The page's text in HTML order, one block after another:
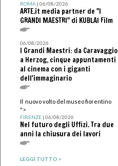
ROMA| 06/08/2026
ARTE.it media partner de "I
GRANDI MAESTRI" di KUBLAI Film
06/08/2026
I Grandi Maestri: da Caravaggio
a Herzog, cinque appuntamenti
al cinema con i giganti
dell'immaginario
Il nuovo volto del museo fiorentino
">
FIRENZE| 06/08/2026
Nel futuro degli Uffizi. Tra due
anni la chiusura dei lavori
LEGGI TUTTO >